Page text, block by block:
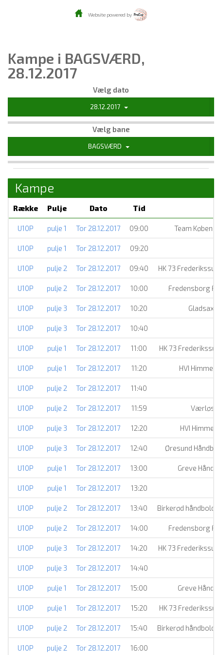
Website powered by
Kampe i BAGSVÆRD,
28.12.2017
Vælg dato
28.12.2017
Vælg bane
BAGSVÆRD
Kampe
Række Pulje Dato Tid
U10P pulje 1 Tor 28.12.2017 09:00 Team
U10P pulje 1 Tor 28.12.2017 09:20
U10P pulje 2 Tor 28.12.2017 09:40 HK 73
U10P pulje 2 Tor 28.12.2017 10:00 Fredensborg
U10P pulje 3 Tor 28.12.2017 10:20
U10P pulje 3 Tor 28.12.2017 10:40
U10P pulje 1 Tor 28.12.2017 11:00 HK 73
U10P pulje 1 Tor 28.12.2017 11:20 HVI
U10P pulje 2 Tor 28.12.2017 11:40
U10P pulje 2 Tor 28.12.2017 11:59
U10P pulje 3 Tor 28.12.2017 12:20 HVI
U10P pulje 3 Tor 28.12.2017 12:40 Øresund
U10P pulje 1 Tor 28.12.2017 13:00 Greve
U10P pulje 1 Tor 28.12.2017 13:20
U10P pulje 2 Tor 28.12.2017 13:40 Birkerød
U10P pulje 2 Tor 28.12.2017 14:00 Fredensborg
U10P pulje 3 Tor 28.12.2017 14:20 HK 73
U10P pulje 3 Tor 28.12.2017 14:40
U10P pulje 1 Tor 28.12.2017 15:00 Greve
U10P pulje 1 Tor 28.12.2017 15:20 HK 73
U10P pulje 2 Tor 28.12.2017 15:40 Birkerød
U10P pulje 2 Tor 28.12.2017 16:00